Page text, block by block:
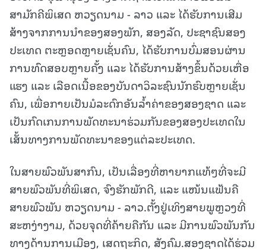
ສາມັກຄີພິເສດ ຫວຽດນາມ - ລາວ ແລະ ໄດ້ຮັບການເສີມ
ສ້າງຈາກການນໍາຂອງສອງພັກ, ສອງລັດ, ປະຊາຊົນສອງ
ປະເທດ ຕະຫຼອດຫຼາຍເຊັ່ນຄົນ, ໄດ້ຮັບການບົ່ມສອນຜ່ານ
ການທົດສອບຫຼາຍຄັ້ງ ແລະ ໄດ້ຮັບການສ້າງຂຶ້ນດ້ວຍເຫື່ອ
ແຮງ ແລະ ເລືອດເນື້ອຂອງບັນດາວິລະຊົນນັກຮົບຫຼາຍເຊັ່ນ
ຄົນ, ເພື່ອກາຍເປັນມໍລະດົກອັນລໍ້າຄ່າຂອງສອງຊາດ ແລະ
ເປັນກົດເກນການພັດທະນາຮ່ວມກັນຂອງສອງປະເທດໃນ
ເສັ້ນທາງການພັດທະນາຂອງແຕ່ລະປະເທດ.
ໃນສາຍພົວພັນສາກົນ, ເປັນເລື່ອງທີ່ຫາຍາກແທ້ໆທີ່ຈະມີ
ສາຍພົວພັນທີ່ພິເສດ, ຈົງຮັກພັກດີ, ແລະ ແໜ້ນແຟ້ນຄື
ສາຍພົວພັນ ຫວຽດນາມ - ລາວ.ຕັ້ງຢູ່ເທິງສາຍພູຫຼວງທີ່
ສະຫງ່າງາມ, ດ້ວຍຈຸດທີ່ຄ້າຍຄືກັນ ແລະ ມີການພົວພັນກັນ
ທາງດ້ານການເມືອງ, ເສດຖະກິດ, ສັງຄົມ.ສອງຊາດໄດ້ຮ່ວມ